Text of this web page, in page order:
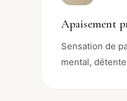
Apaisement
Sensation de
mental,